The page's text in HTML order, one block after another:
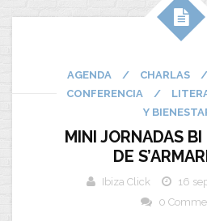
AGENDA / CHARLAS /
CONFERENCIA
/
Y
MINI JORNADAS
DE
Ibiza Click
16
0